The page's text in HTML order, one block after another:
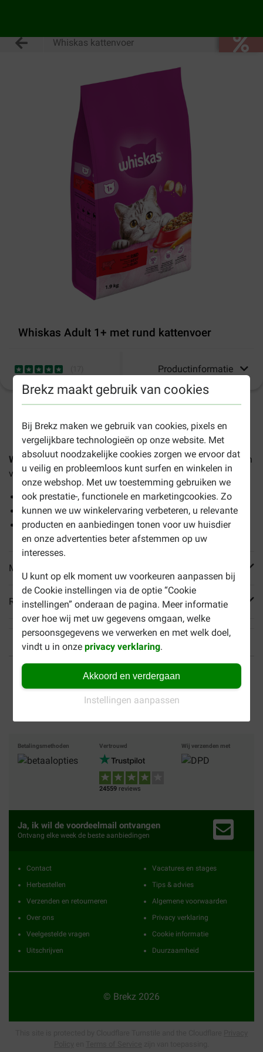
Brekz maakt gebruik van cookies
Bij Brekz maken we gebruik van cookies, pixels en
vergelijkbare technologieën op onze website. Met
absoluut noodzakelijke cookies zorgen we ervoor dat
u veilig en probleemloos kunt surfen en winkelen in
onze webshop. Met uw toestemming gebruiken we
ook prestatie-, functionele en marketingcookies. Zo
kunnen we uw winkelervaring verbeteren, u relevante
producten en aanbiedingen tonen voor uw huisdier
en onze advertenties beter afstemmen op uw
interesses.
U kunt op elk moment uw voorkeuren aanpassen bij
de Cookie instellingen via de optie “Cookie
instellingen” onderaan de pagina. Meer informatie
over hoe wij met uw gegevens omgaan, welke
persoonsgegevens we verwerken en met welk doel,
vindt u in onzeprivacy verklaring.
Akkoord en verdergaan
Instellingen aanpassen
Whiskas kattenvoer
Whiskas Adult 1+ met rund kattenvoer
Productinformatie
Whiskas Adult 1+ met rund kattenvoeris een smaakvol en
volledig droogvoer voor volwassen katten.
Ondersteunt de urinewegen
Ondersteunt een gezonde huid en vacht
Vrij van chemische toevoegingen
Meer informatie
Reviews
Tot 40% goedkoper Veilig betalen
Gratis bezorging vanaf €
Betalingsmethoden Vertrouwd
24559 reviews
Wij verzenden met
Ja, ik wil de voordeelmail ontvangen
Ontvang elke week de beste aanbiedingen
Contact
Herbestellen
Verzenden en retourneren
Over ons
Veelgestelde vragen
Uitschrijven
Vacatures en stages
Tips & advies
Algemene voorwaarden
Privacy verklaring
Cookie informatie
Duurzaamheid
© Brekz 2026